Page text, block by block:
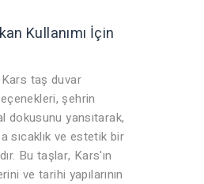
Kullanımı İçin
taş duvar
şehrin
dokusunu yansıtarak,
sıcaklık ve estetik bir
Bu taşlar, Kars'ın
ve tarihi yapılarının